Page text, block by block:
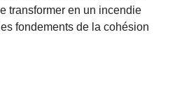
transformer en un incendie
fondements de la cohésion